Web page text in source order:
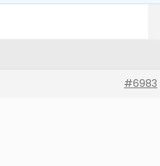
#6983